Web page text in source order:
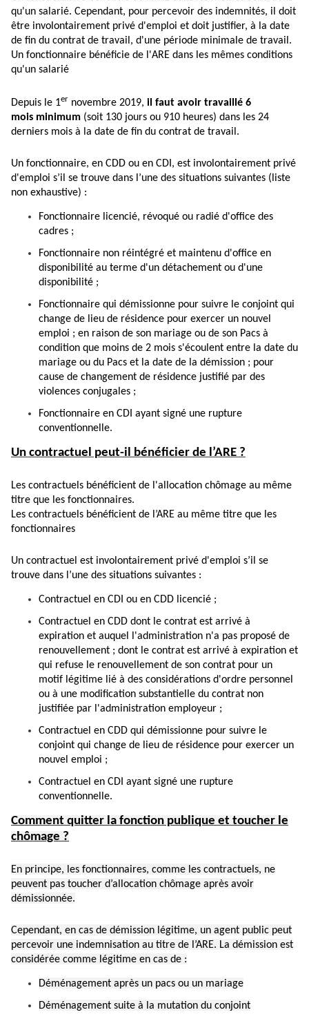
qu'un salarié. Cependant, pour percevoir des indemnités, il doit
être involontairement privé d'emploi et doit justifier, à la date
de fin du contrat de travail, d'une période minimale de travail.
Un fonctionnaire bénéficie de l'ARE dans les mêmes conditions
qu'un salarié
Depuis le 1er novembre 2019, il faut avoir travaillé 6
mois minimum (soit 130 jours ou 910 heures) dans les 24
derniers mois à la date de fin du contrat de travail.
Un fonctionnaire, en CDD ou en CDI, est involontairement privé
d'emploi s’il se trouve dans l’une des situations suivantes (liste
non exhaustive) :
Fonctionnaire licencié, révoqué ou radié d'office des
cadres ;
Fonctionnaire non réintégré et maintenu d'office en
disponibilité au terme d'un détachement ou d'une
disponibilité ;
Fonctionnaire qui démissionne pour suivre le conjoint qui
change de lieu de résidence pour exercer un nouvel
emploi ; en raison de son mariage ou de son Pacs à
condition que moins de 2 mois s'écoulent entre la date du
mariage ou du Pacs et la date de la démission ; pour
cause de changement de résidence justifié par des
violences conjugales ;
Fonctionnaire en CDI ayant signé une rupture
conventionnelle.
Un contractuel peut-il bénéficier de l’ARE ?
Les contractuels bénéficient de l'allocation chômage au même
titre que les fonctionnaires.
Les contractuels bénéficient de l’ARE au même titre que les
fonctionnaires
Un contractuel est involontairement privé d'emploi s’il se
trouve dans l’une des situations suivantes :
Contractuel en CDI ou en CDD licencié ;
Contractuel en CDD dont le contrat est arrivé à
expiration et auquel l'administration n'a pas proposé de
renouvellement ; dont le contrat est arrivé à expiration et
qui refuse le renouvellement de son contrat pour un
motif légitime lié à des considérations d'ordre personnel
ou à une modification substantielle du contrat non
justifiée par l'administration employeur ;
Contractuel en CDD qui démissionne pour suivre le
conjoint qui change de lieu de résidence pour exercer un
nouvel emploi ;
Contractuel en CDI ayant signé une rupture
conventionnelle.
Comment quitter la fonction publique et toucher le
chômage ?
En principe, les fonctionnaires, comme les contractuels, ne
peuvent pas toucher d’allocation chômage après avoir
démissionnée.
Cependant, en cas de démission légitime, un agent public peut
percevoir une indemnisation au titre de l’ARE. La démission est
considérée comme légitime en cas de :
Déménagement après un pacs ou un mariage
Déménagement suite à la mutation du conjoint